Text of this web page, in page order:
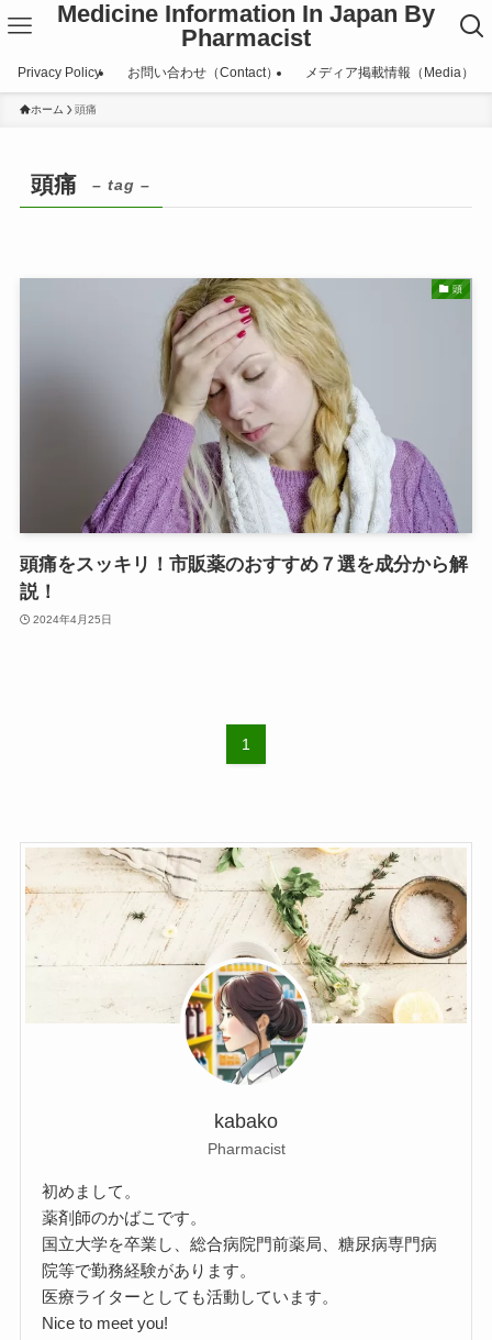
Medicine Information In Japan By
Pharmacist
Privacy Policy お問い合わせ（Contact） メディア掲載情報（Media）
ホーム 頭痛
頭痛 – tag –
頭
頭痛をスッキリ！市販薬のおすすめ７選を成分から解
説！
2024年4月25日
1
kabako
Pharmacist
初めまして。
薬剤師のかばこです。
国立大学を卒業し、総合病院門前薬局、糖尿病専門病
院等で勤務経験があります。
医療ライターとしても活動しています。
Nice to meet you!